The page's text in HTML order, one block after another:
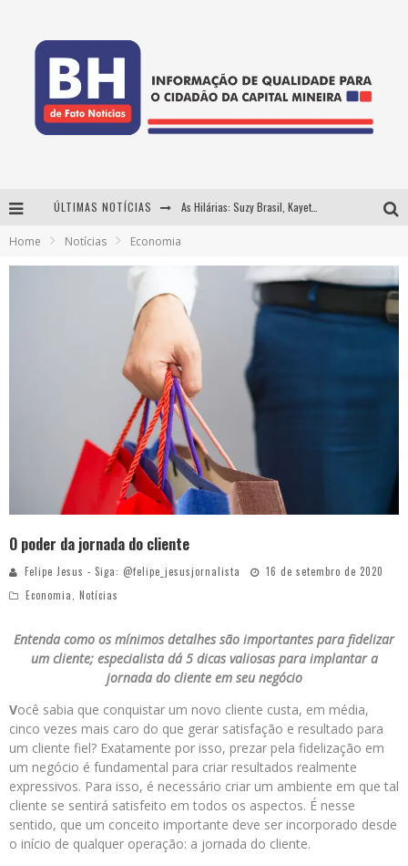
ÚLTIMAS NOTÍCIAS As Hilárias: Suzy Brasil, Kayete e Karoline Absinto retornam a Belo Horizonte para apresentação única no Teatro Sesiminas
Usecorp consolida a 'economia do uso' no B2B brasileiro, vira S.A. e impulsiona expansão com novo fundo estruturado
Hot Wheels Monster Trucks Live™ confirma Belo Horizonte na turnê América do Sul 2027
Home Notícias Economia
O poder da jornada do cliente
Felipe Jesus - Siga: @felipe_jesusjornalista
16 de setembro de 2020
Economia, Notícias
Entenda como os mínimos detalhes são importantes para fidelizar
um cliente; especialista dá 5 dicas valiosas para implantar a
jornada do cliente em seu negócio
Você sabia que conquistar um novo cliente custa, em média,
cinco vezes mais caro do que gerar satisfação e resultado para
um cliente fiel? Exatamente por isso, prezar pela fidelização em
um negócio é fundamental para criar resultados realmente
expressivos. Para isso, é necessário criar um ambiente em que tal
cliente se sentirá satisfeito em todos os aspectos. É nesse
sentido, que um conceito importante deve ser incorporado desde
o início de qualquer operação: a jornada do cliente.